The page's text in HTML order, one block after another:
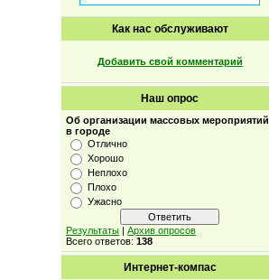
Как нас обслуживают
Добавить свой комментарий
Наш опрос
Об организации массовых мероприятий
в городе
Отлично
Хорошо
Неплохо
Плохо
Ужасно
Результаты |Архив опросов
Всего ответов:138
Интернет-компас